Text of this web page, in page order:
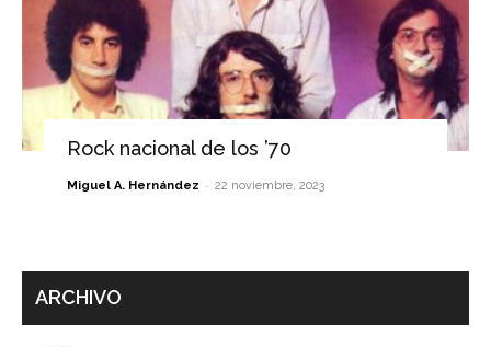
Rock nacional de los ’70
Miguel A. Hernández - 22 noviembre, 2023
ARCHIVO